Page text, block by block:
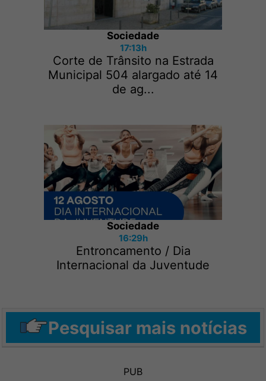
Sociedade
17:13h
Corte de Trânsito na Estrada
Municipal 504 alargado até 14
de ag...
Sociedade
16:29h
Entroncamento / Dia
Internacional da Juventude
Pesquisar mais notícias
PUB